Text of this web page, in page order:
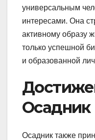
универсальным
интересами. Она
активному образу
только успешной
и образованной
Осадник
Осадник также